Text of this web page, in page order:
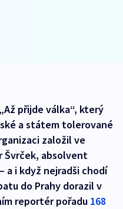
přijde válka“, který
a státem tolerované
založil ve
absolvent
a i když nejradši chodí
do Prahy dorazil v
reportér pořadu 168